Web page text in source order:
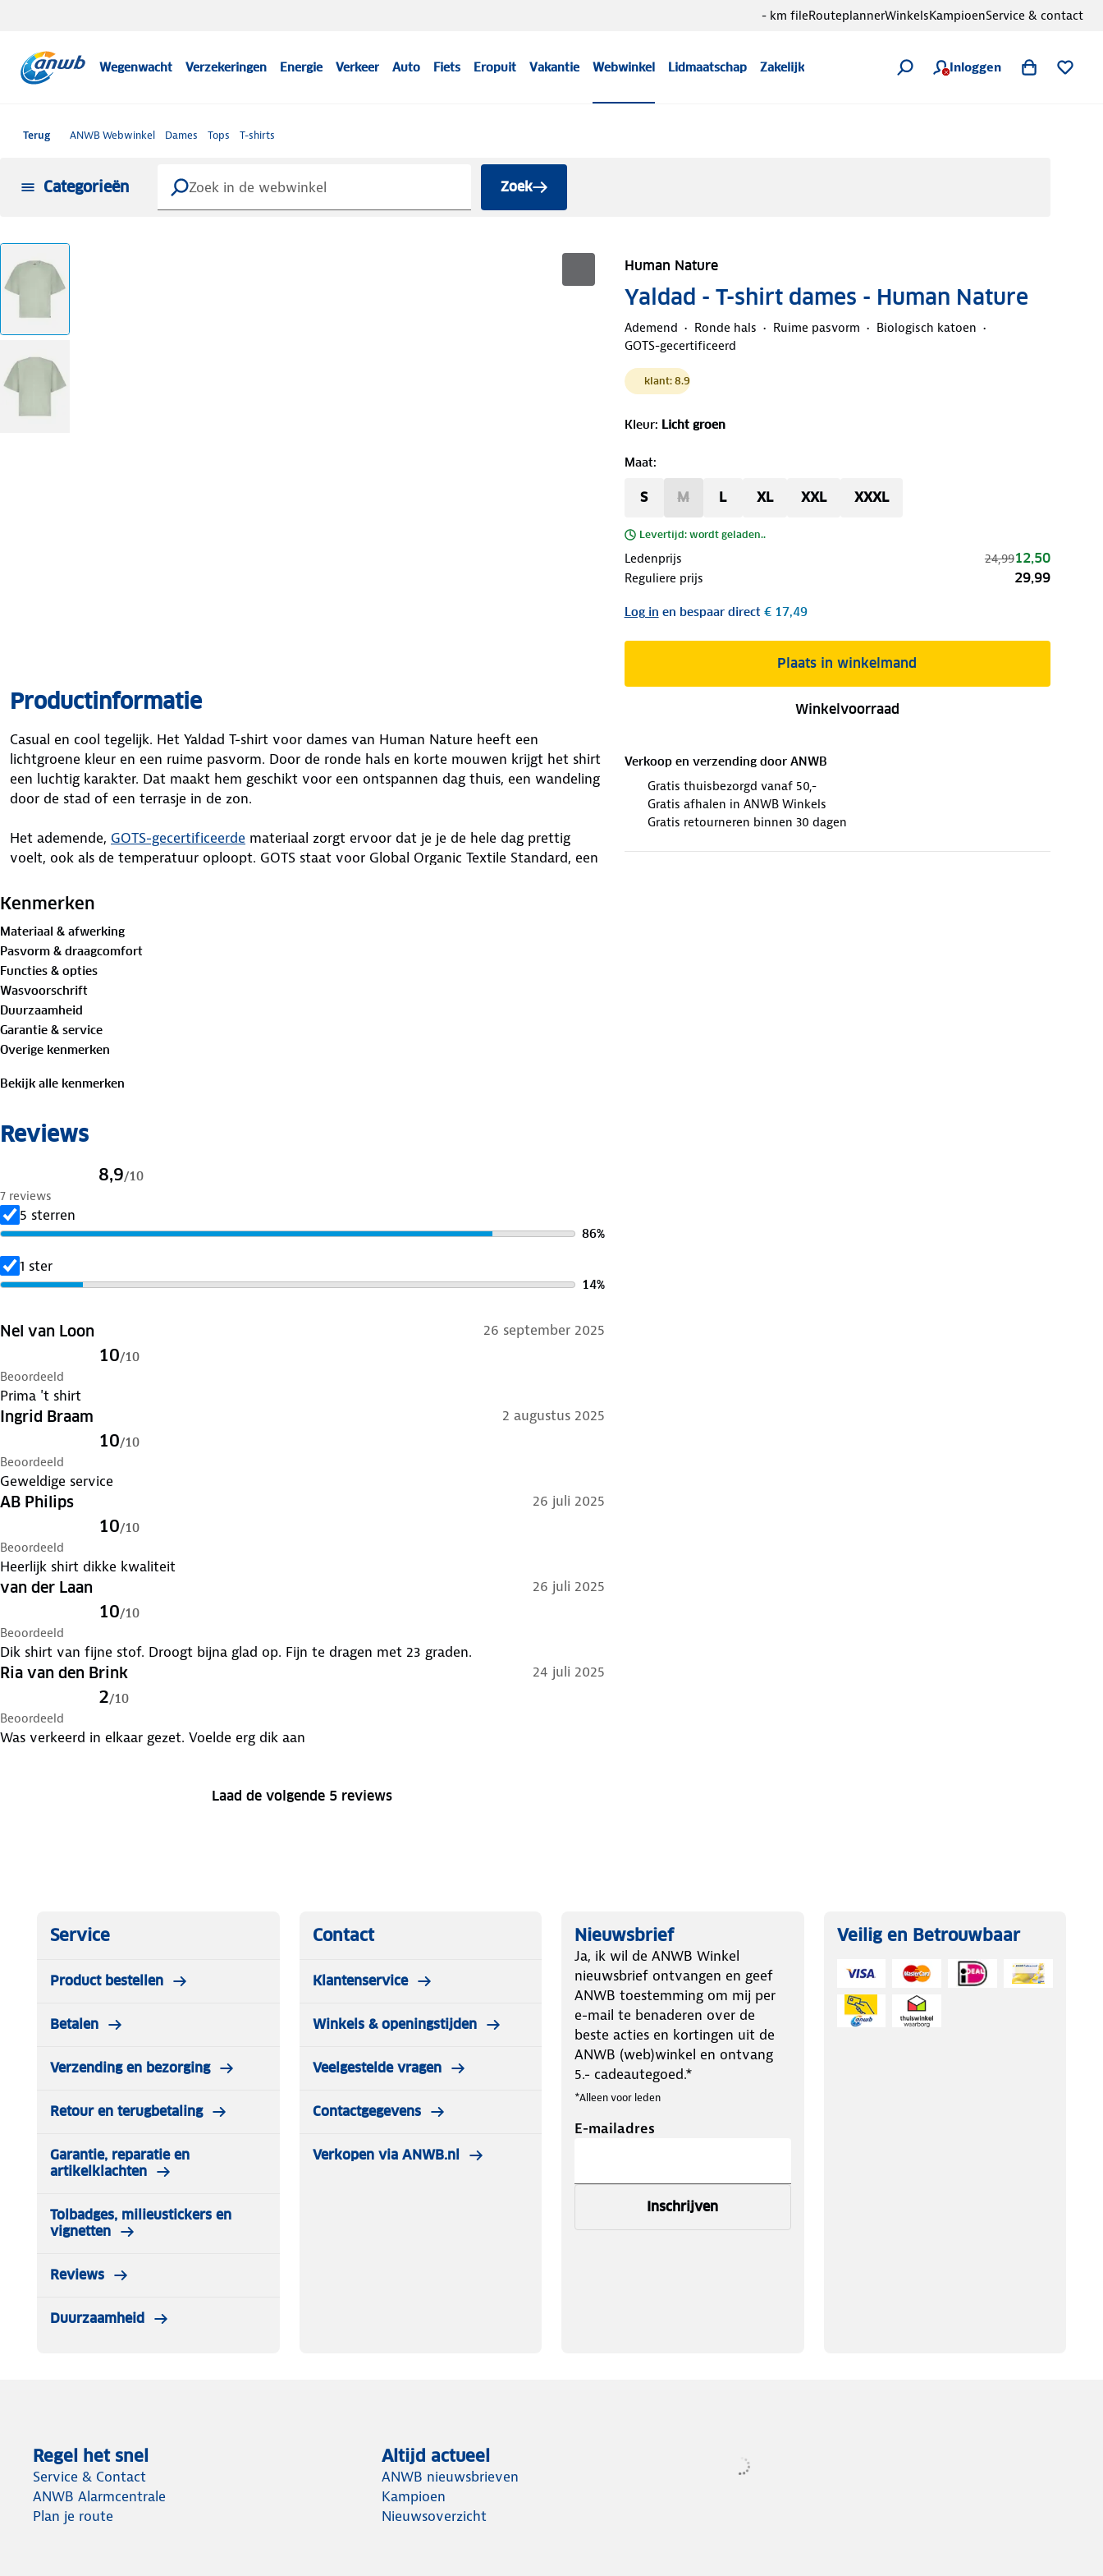
Wegenwacht Verzekeringen Energie Verkeer Auto Fiets Eropuit Vakantie Webwinkel Lidmaatschap Zakelijk Inloggen
- km fileRouteplannerWinkelsKampioenService & contact
Terug ANWB Webwinkel Dames Tops T-shirts
Categorieën Zoek
Human Nature
Yaldad - T-shirt dames - Human Nature
Ademend Ronde hals Ruime pasvorm
Biologisch katoen
GOTS-gecertificeerd
klant: 8.9
Kleur: Licht groen
Maat:
S M L XL XXL XXXL
Levertijd: wordt geladen..
Ledenprijs 24,9912,50
Reguliere prijs 29,99
Log in en bespaar direct€ 17,49
Plaats in winkelmand
Winkelvoorraad
Verkoop en verzending door ANWB
Gratis thuisbezorgd vanaf 50,-
Gratis afhalen in ANWB Winkels
Gratis retourneren binnen 30 dagen
Productinformatie
Casual en cool tegelijk. Het Yaldad T-shirt voor dames van Human Nature heeft een
lichtgroene kleur en een ruime pasvorm. Door de ronde hals en korte mouwen krijgt het shirt
een luchtig karakter. Dat maakt hem geschikt voor een ontspannen dag thuis, een wandeling
door de stad of een terrasje in de zon.
Het ademende, GOTS-gecertificeerde materiaal zorgt ervoor dat je je de hele dag prettig
voelt, ook als de temperatuur oploopt. GOTS staat voor Global Organic Textile Standard, een
kleding en is makkelijk te combineren. Een fijne keuze die je graag uit je kast pakt!
Materiaal:
96%biologisch katoen
Is je kleding aan vervanging toe? Lever het in bij onze winkels. Wij geven er een nieuwe
bestemming aan.
Kenmerken
Materiaal & afwerking
Pasvorm & draagcomfort
Functies & opties
Wasvoorschrift
Duurzaamheid
Garantie & service
Overige kenmerken
Bekijk alle kenmerken
Reviews
8,9/10
7 reviews
5 sterren
86%
1 ster
14%
Nel van Loon 26 september 2025
10/10
Beoordeeld
Prima 't shirt
Ingrid Braam 2 augustus 2025
10/10
Beoordeeld
Geweldige service
AB Philips 26 juli 2025
10/10
Beoordeeld
Heerlijk shirt dikke kwaliteit
van der Laan 26 juli 2025
10/10
Beoordeeld
Dik shirt van fijne stof. Droogt bijna glad op. Fijn te dragen met 23 graden.
Ria van den Brink 24 juli 2025
2/10
Beoordeeld
Was verkeerd in elkaar gezet. Voelde erg dik aan
Laad de volgende 5 reviews
Service
Product bestellen
Betalen
Verzending en bezorging
Retour en terugbetaling
Garantie, reparatie en
artikelklachten
Tolbadges, milieustickers en
vignetten
Reviews
Duurzaamheid
Contact
Klantenservice
Winkels & openingstijden
Veelgestelde vragen
Contactgegevens
Verkopen via ANWB.nl
Nieuwsbrief
Ja, ik wil de ANWB Winkel
nieuwsbrief ontvangen en geef
ANWB toestemming om mij per
e-mail te benaderen over de
beste acties en kortingen uit de
ANWB (web)winkel en ontvang
5.- cadeautegoed.*
*Alleen voor leden
E-mailadres
Inschrijven
Veilig en Betrouwbaar
Regel het snel
Service & Contact
ANWB Alarmcentrale
Plan je route
Altijd actueel
ANWB nieuwsbrieven
Kampioen
Nieuwsoverzicht